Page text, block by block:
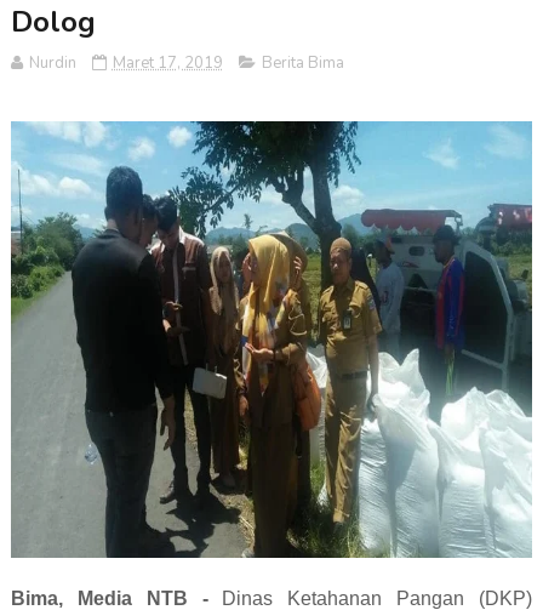
Dolog
Nurdin Maret 17, 2019 Berita Bima
Bima, Media NTB -Dinas Ketahanan Pangan (DKP)